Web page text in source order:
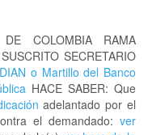
COLOMBIA RAMA
SECRETARIO
o Martillo del Banco
HACE SABER: Que
adelantado por el
el demandado: ver